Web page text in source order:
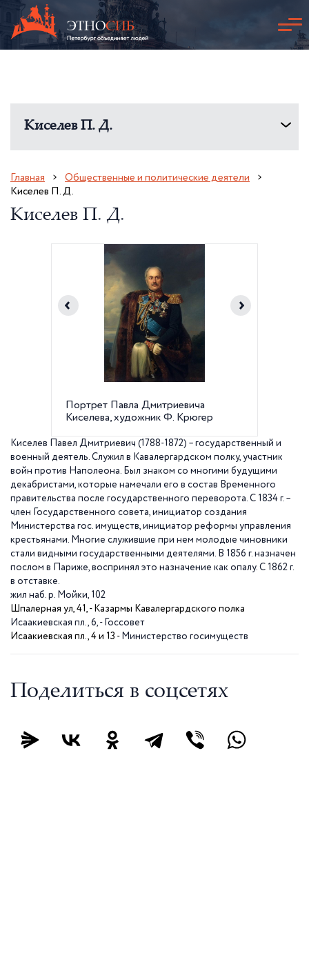
Киселев П. Д.
Главная
Общественные и политические деятели
Киселев П. Д.
Киселев П. Д.
Портрет Павла Дмитриевича
Киселева, художник Ф. Крюгер
Киселев Павел Дмитриевич (1788-1872) – государственный и
военный деятель. Служил в Кавалергардском полку, участник
войн против Наполеона. Был знаком со многими будущими
декабристами, которые намечали его в состав Временного
правительства после государственного переворота. С 1834 г. –
член Государственного совета, инициатор создания
Министерства гос. имуществ, инициатор реформы управления
крестьянами. Многие служившие при нем молодые чиновники
стали видными государственными деятелями. В 1856 г. назначен
послом в Париже, воспринял это назначение как опалу. С 1862 г.
в отставке.
жил наб. р. Мойки, 102
Шпалерная ул, 41, - Казармы Кавалергардского полка
Исаакиевская пл., 6, - Госсовет
Исаакиевская пл., 4 и 13 - Министерство госимуществ
Поделиться в соцсетях